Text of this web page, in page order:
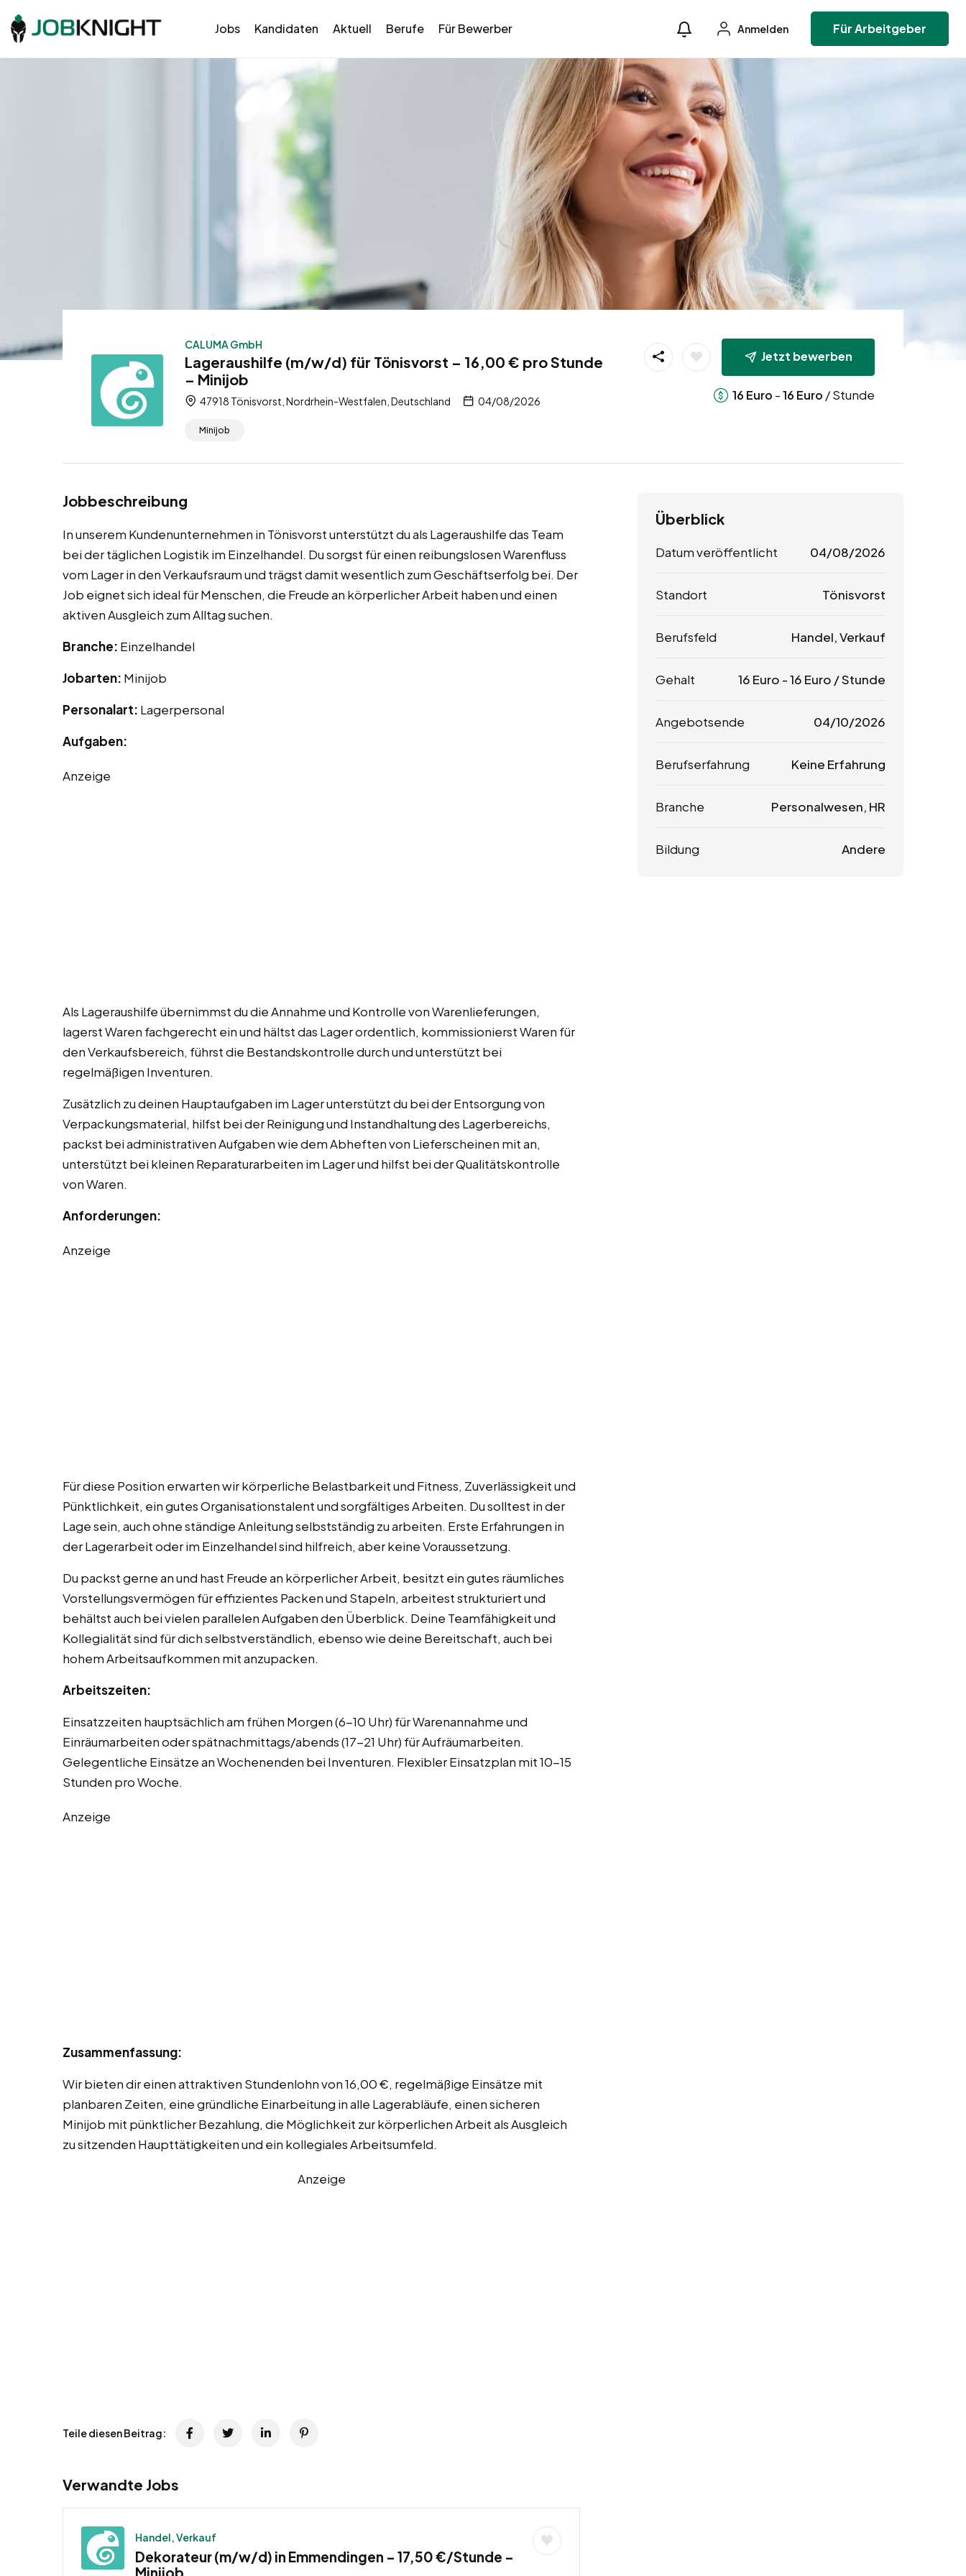
Jobs Kandidaten Aktuell Berufe Für Bewerber Anmelden Für Arbeitgeber
CALUMA GmbH
Lageraushilfe (m/w/d) für Tönisvorst – 16,00 € pro Stunde
– Minijob
47918 Tönisvorst, Nordrhein-Westfalen, Deutschland 04/08/2026
Minijob
Jetzt bewerben
16 Euro -16 Euro / Stunde
Jobbeschreibung
In unserem Kundenunternehmen in Tönisvorst unterstützt du als Lageraushilfe das Team
bei der täglichen Logistik im Einzelhandel. Du sorgst für einen reibungslosen Warenfluss
vom Lager in den Verkaufsraum und trägst damit wesentlich zum Geschäftserfolg bei. Der
Job eignet sich ideal für Menschen, die Freude an körperlicher Arbeit haben und einen
aktiven Ausgleich zum Alltag suchen.
Branche: Einzelhandel
Jobarten: Minijob
Personalart: Lagerpersonal
Aufgaben:
Anzeige
Als Lageraushilfe übernimmst du die Annahme und Kontrolle von Warenlieferungen,
lagerst Waren fachgerecht ein und hältst das Lager ordentlich, kommissionierst Waren für
den Verkaufsbereich, führst die Bestandskontrolle durch und unterstützt bei
regelmäßigen Inventuren.
Zusätzlich zu deinen Hauptaufgaben im Lager unterstützt du bei der Entsorgung von
Verpackungsmaterial, hilfst bei der Reinigung und Instandhaltung des Lagerbereichs,
packst bei administrativen Aufgaben wie dem Abheften von Lieferscheinen mit an,
unterstützt bei kleinen Reparaturarbeiten im Lager und hilfst bei der Qualitätskontrolle
von Waren.
Anforderungen:
Anzeige
Für diese Position erwarten wir körperliche Belastbarkeit und Fitness, Zuverlässigkeit und
Pünktlichkeit, ein gutes Organisationstalent und sorgfältiges Arbeiten. Du solltest in der
Lage sein, auch ohne ständige Anleitung selbstständig zu arbeiten. Erste Erfahrungen in
der Lagerarbeit oder im Einzelhandel sind hilfreich, aber keine Voraussetzung.
Du packst gerne an und hast Freude an körperlicher Arbeit, besitzt ein gutes räumliches
Vorstellungsvermögen für effizientes Packen und Stapeln, arbeitest strukturiert und
behältst auch bei vielen parallelen Aufgaben den Überblick. Deine Teamfähigkeit und
Kollegialität sind für dich selbstverständlich, ebenso wie deine Bereitschaft, auch bei
hohem Arbeitsaufkommen mit anzupacken.
Arbeitszeiten:
Einsatzzeiten hauptsächlich am frühen Morgen (6-10 Uhr) für Warenannahme und
Einräumarbeiten oder spätnachmittags/abends (17-21 Uhr) für Aufräumarbeiten.
Gelegentliche Einsätze an Wochenenden bei Inventuren. Flexibler Einsatzplan mit 10-15
Stunden pro Woche.
Anzeige
Zusammenfassung:
Wir bieten dir einen attraktiven Stundenlohn von 16,00 €, regelmäßige Einsätze mit
planbaren Zeiten, eine gründliche Einarbeitung in alle Lagerabläufe, einen sicheren
Minijob mit pünktlicher Bezahlung, die Möglichkeit zur körperlichen Arbeit als Ausgleich
zu sitzenden Haupttätigkeiten und ein kollegiales Arbeitsumfeld.
Anzeige
Teile diesen Beitrag:
Verwandte Jobs
Handel, Verkauf
Dekorateur (m/w/d) in Emmendingen – 17,50 €/Stunde –
Überblick
Datum veröffentlicht 04/08/2026
Standort Tönisvorst
Berufsfeld Handel, Verkauf
Gehalt 16 Euro -16 Euro / Stunde
Angebotsende 04/10/2026
Berufserfahrung Keine Erfahrung
Branche Personalwesen, HR
Bildung Andere